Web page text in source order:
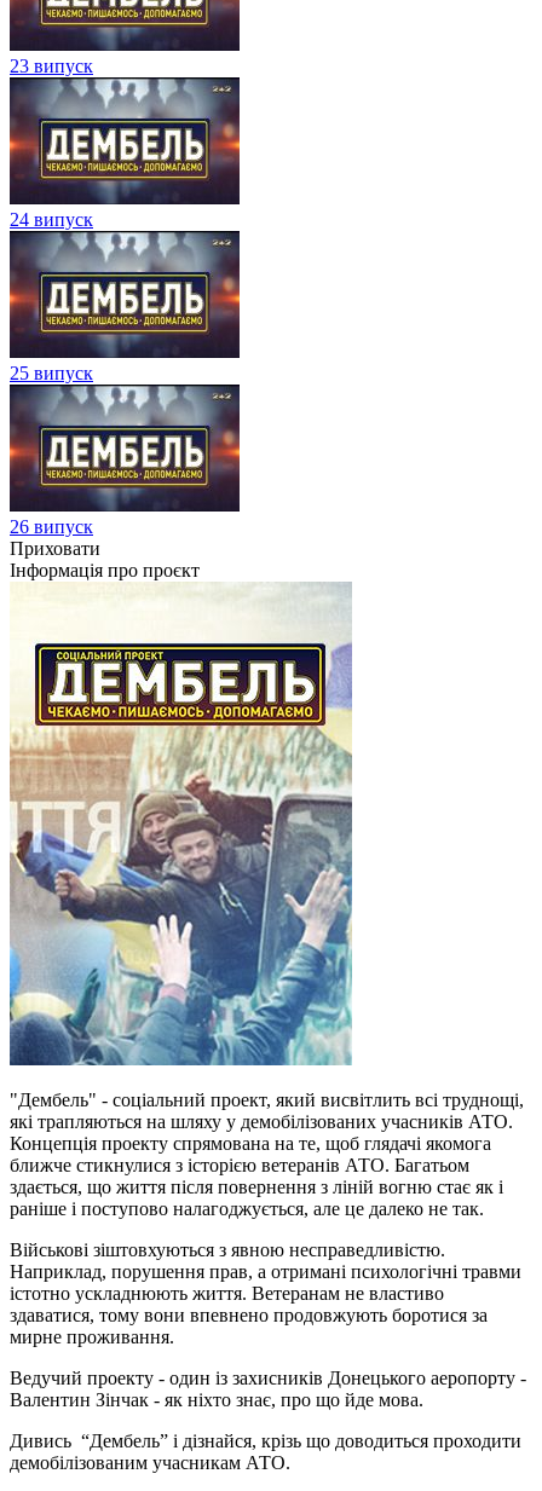
23 випуск
24 випуск
25 випуск
26 випуск
Приховати
Інформація про проєкт
"Дембель" - соціальний проект, який висвітлить всі труднощі,
які трапляються на шляху у демобілізованих учасників АТО.
Концепція проекту спрямована на те, щоб глядачі якомога
ближче стикнулися з історією ветеранів АТО. Багатьом
здається, що життя після повернення з ліній вогню стає як і
раніше і поступово налагоджується, але це далеко не так.
Військові зіштовхуються з явною несправедливістю.
Наприклад, порушення прав, а отримані психологічні травми
істотно ускладнюють життя. Ветеранам не властиво
здаватися, тому вони впевнено продовжують боротися за
мирне проживання.
Ведучий проекту - один із захисників Донецького аеропорту -
Валентин Зінчак - як ніхто знає, про що йде мова.
Дивись “Дембель” і дізнайся, крізь що доводиться проходити
демобілізованим учасникам АТО.